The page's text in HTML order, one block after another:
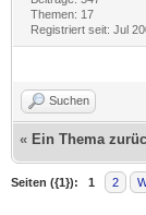
Themen: 17
Registriert seit: Jul
Suchen
« Ein Thema
Seiten ({1}): 1 2